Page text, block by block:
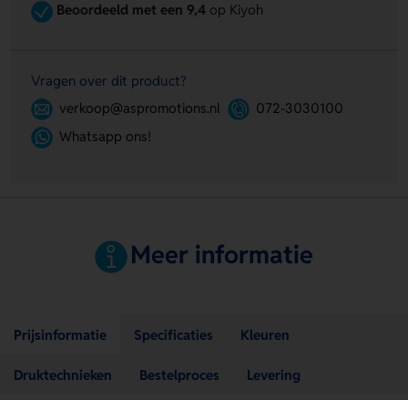
Beoordeeld met een 9,4op Kiyoh
Vragen over dit product?
verkoop@aspromotions.nl
072-3030100
Whatsapp ons!
Meer informatie
Prijsinformatie Specificaties Kleuren
Druktechnieken Bestelproces Levering